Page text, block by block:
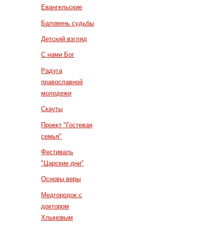
Евангельские
Баловень судьбы
Детский взгляд
С нами Бог
Радуга
православной
молодежи
Скауты
Проект "Гостевая
семья"
Фестиваль
"Царские дни"
Основы веры
Медгородок с
доктором
Хлыновым